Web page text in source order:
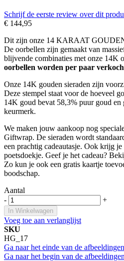
Schrijf de eerste review over dit
€ 144,95
Dit zijn onze 14 KARAAT
De oorbellen zijn gemaakt van
blijvende combinaties met onze 14K
oorbellen worden per paar
Onze 14K gouden sieraden zijn
Deze stempel staat voor de hoeveel
14K goud bevat 58,3% puur goud
keurmerk.
We maken jouw aankoop nog
Giftwrap. De sieraden wordt
een prachtig cadeautasje. Ook krijg
poetsdoekje. Geef je het cadeau?
Zo kun je ook een gratis kaartje
boodschap.
Aantal
-
+
In Winkelwagen
Voeg toe aan verlanglijst
SKU
HG_17
Ga naar het einde van de
Ga naar het begin van de